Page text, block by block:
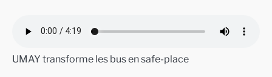
UMAY transforme les bus en safe-place